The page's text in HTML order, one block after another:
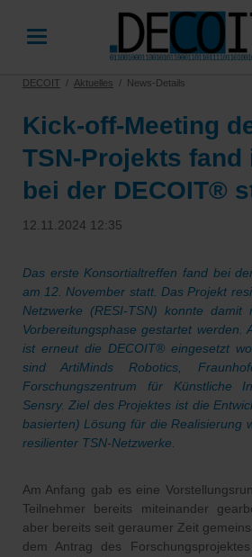
DECOIT Aktuelles News-Details
Kick-off-Meeting
TSN-Projekts fand
bei der DECOIT®
12.11.2024 12:35
Das erste Konsortialtreffen fand bei
am 12. November statt. Das Projekt
Netzwerke (RESI-TSN) konnte damit
Vorbereitungsphase gestartet werden.
ist erneut die DECOIT® eingesetzt
sind ArtiMinds Robotics,
Forschungszentrum für Künstliche
Sensry. Ziel des Projektes ist die
basierten) Lösung für die Realisierung
resilienter TSN-Netzwerke.
Am Anfang gab es eine
Teilnehmer bereits miteinander
aber bereits seit geraumer Zeit
dem Antrag des